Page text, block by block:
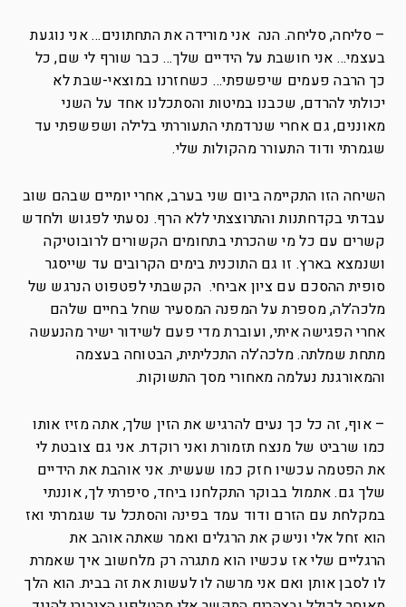
– סליחה, סליחה. הנה אני מורידה את התחתונים… אני נוגעת
בעצמי… אני חושבת על הידיים שלך… כבר שורף לי שם, כל
כך הרבה פעמים שיפשפתי… כשחזרנו במוצאי-שבת לא
יכולתי להרדם, שכבנו במיטות והסתכלנו אחד על השני
מאוננים, גם אחרי שנרדמתי התעוררתי בלילה ושפשפתי עד
שגמרתי ודוד התעורר מהקולות שלי.
השיחה הזו התקיימה ביום שני בערב, אחרי יומיים שבהם שוב
עבדתי בקדחתנות והתרוצצתי ללא הרף. נסעתי לפגוש ולחדש
קשרים עם כל מי שהכרתי בתחומים הקשורים לרובוטיקה
ושנמצא בארץ. זו גם התוכנית בימים הקרובים עד שייסגר
סופית ההסכם עם ציון אביחי. הקשבתי לפטפוט הנרגש של
מלכה’לה, מספרת על המפנה המסעיר שחל בחיים שלהם
אחרי הפגישה איתי, ועוברת מדי פעם לשידור ישיר מהנעשה
מתחת שמלתה. מלכה’לה התכליתית, הבטוחה בעצמה
והמאורגנת נעלמה מאחורי מסך התשוקות.
– אוף, זה כל כך נעים להרגיש את הזין שלך, אתה מזיז אותו
כמו שרביט של מנצח תזמורת ואני רוקדת. אני גם צובטת לי
את הפטמה עכשיו חזק כמו שעשית. אני אוהבת את הידיים
שלך גם. אתמול בבוקר התקלחנו ביחד, סיפרתי לך, אוננתי
במקלחת עם הזרם ודוד עמד בפינה והסתכל עד שגמרתי ואז
הוא זחל אלי ונישק את הרגלים ואמר שאתה אוהב את
הרגליים שלי אז עכשיו הוא מתגרה רק מלחשוב איך שאמרת
לו לסבן אותן ואם אני מרשה לו לעשות את זה בבית. הוא הלך